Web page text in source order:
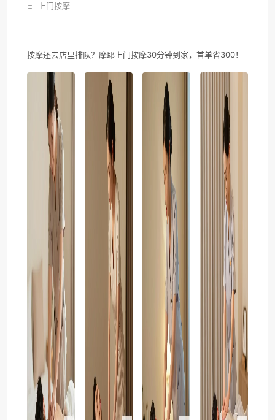
上门按摩
按摩还去店里排队？摩耶上门按摩30分钟到家，首单省300！